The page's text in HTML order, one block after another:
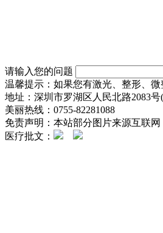
请输入您的问题
温馨提示：如果您有激光、整形、
地址：深圳市罗湖区人民北路2083
美丽热线：0755-82281088
免责声明：本站部分图片来源互联
医疗批文：